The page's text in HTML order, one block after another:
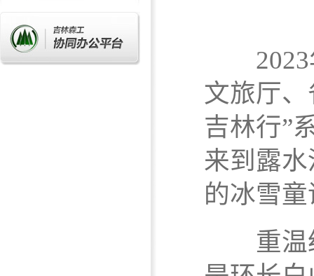
2023年
文旅厅、
吉林行”
来到露
的冰雪
重温经